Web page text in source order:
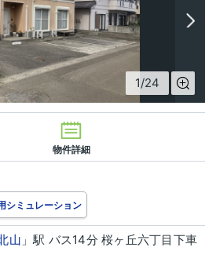
1/24
物件詳細
シミュレーション
山 」駅 バス14分 桜ヶ丘六丁目下車